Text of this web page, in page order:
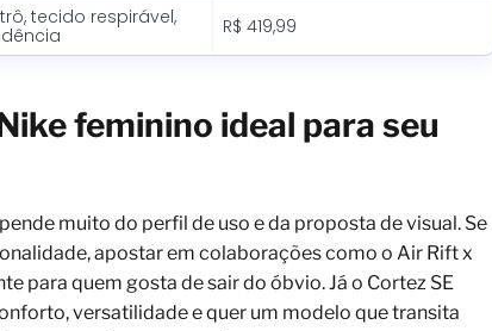
tecido respirável,
R$ 419,99
feminino ideal para seu
muito do perfil de uso e da proposta de visual. Se
apostar em colaborações como o Air Rift x
para quem gosta de sair do óbvio. Já o Cortez SE
versatilidade e quer um modelo que transita